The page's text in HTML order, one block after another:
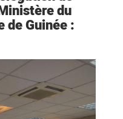
du
de Guinée :